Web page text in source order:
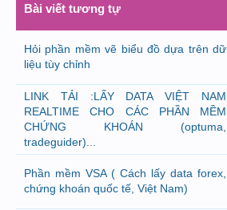
Bài viết tương tự
Hỏi phần mềm vẽ biểu đồ dựa trên dữ
liệu tùy chỉnh
LINK TẢI :LẤY DATA VIỆT NAM
REALTIME CHO CÁC PHẦN MỀM
CHỨNG KHOÁN (optuma,
tradeguider)...
Phần mềm VSA ( Cách lấy data forex,
chứng khoán quốc tế, Việt Nam)